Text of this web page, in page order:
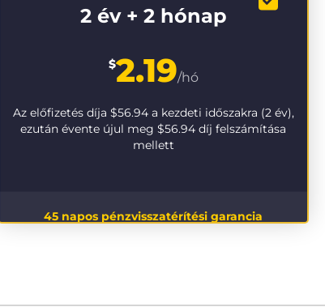
2 év + 2 hónap
$2.19/hó
Az előfizetés díja $56.94a kezdeti időszakra (2 év),
ezután évente újul meg $56.94 díj felszámítása
mellett
45 napos pénzvisszatérítési garancia